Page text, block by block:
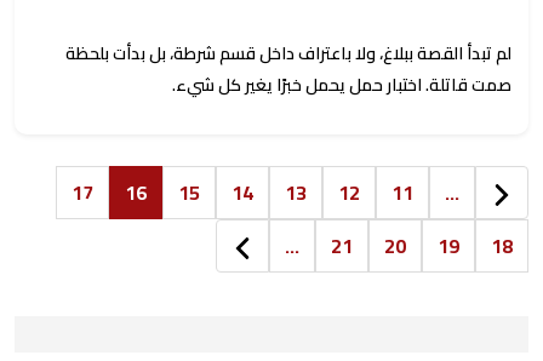
لم تبدأ القصة ببلاغ، ولا باعتراف داخل قسم شرطة، بل بدأت بلحظة
صمت قاتلة. اختبار حمل يحمل خبرًا يغير كل شيء.
...
11
12
13
14
15
16
17
18
19
20
21
...